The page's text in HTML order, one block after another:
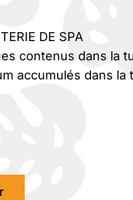
DE SPA
contenus dans la
accumulés dans la